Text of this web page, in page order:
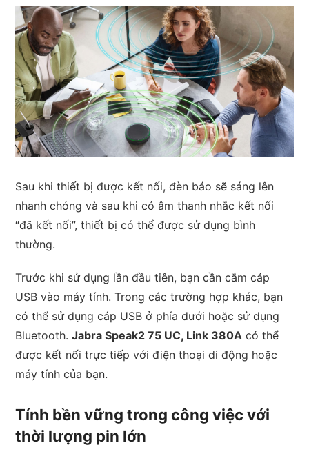
Sau khi thiết bị được kết nối, đèn báo sẽ sáng lên
nhanh chóng và sau khi có âm thanh nhắc kết nối
“đã kết nối”, thiết bị có thể được sử dụng bình
thường.
Trước khi sử dụng lần đầu tiên, bạn cần cắm cáp
USB vào máy tính. Trong các trường hợp khác, bạn
có thể sử dụng cáp USB ở phía dưới hoặc sử dụng
Bluetooth.Jabra Speak2 75 UC, Link 380A có thể
được kết nối trực tiếp với điện thoại di động hoặc
máy tính của bạn.
Tính bền vững trong công việc với
thời lượng pin lớn